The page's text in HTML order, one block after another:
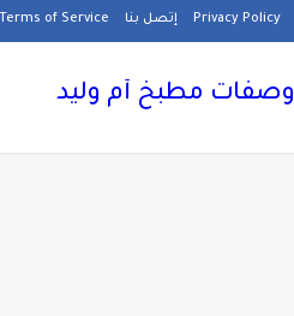
Privacy Policy إتصل بنا Terms of Service
وصفات مطبخ أم وليد